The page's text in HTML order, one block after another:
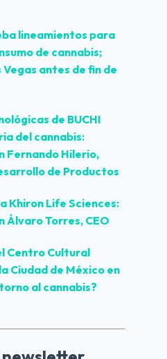
lineamientos para
de cannabis;
Vegas antes de fin de
de BUCHI
del cannabis:
Fernando Hilerio,
de Productos
Khiron Life Sciences:
Álvaro Torres, CEO
Centro Cultural
Ciudad de México en
al cannabis?